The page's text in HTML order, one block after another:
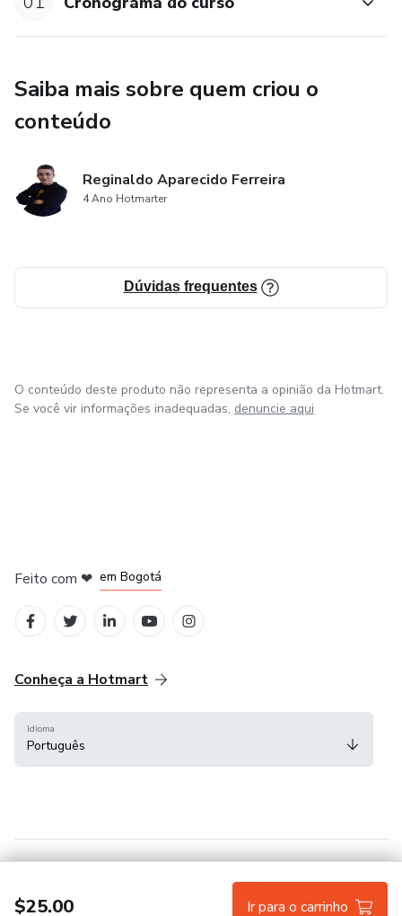
Saiba mais sobre quem criou o
conteúdo
Reginaldo Aparecido Ferreira
4 Ano Hotmarter
Dúvidas frequentes
$25.00 Ir para o carrinho
O conteúdo deste produto não representa a opinião da Hotmart.
Se você vir informações inadequadas, denuncie aqui
Feito com ❤ em Bogotá
Conheça a Hotmart
Idioma
Português